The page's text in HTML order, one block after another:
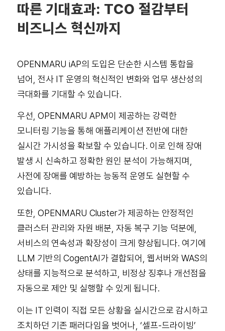
따른 기대효과: TCO 절감부터
비즈니스 혁신까지
OPENMARU iAP의 도입은 단순한 시스템 통합을
넘어, 전사 IT 운영의 혁신적인 변화와 업무 생산성의
극대화를 기대할 수 있습니다.
우선, OPENMARU APM이 제공하는 강력한
모니터링 기능을 통해 애플리케이션 전반에 대한
실시간 가시성을 확보할 수 있습니다. 이로 인해 장애
발생 시 신속하고 정확한 원인 분석이 가능해지며,
사전에 장애를 예방하는 능동적 운영도 실현할 수
있습니다.
또한, OPENMARU Cluster가 제공하는 안정적인
클러스터 관리와 자원 배분, 자동 복구 기능 덕분에,
서비스의 연속성과 확장성이 크게 향상됩니다. 여기에
LLM 기반의 CogentAI가 결합되어, 웹서버와 WAS의
상태를 지능적으로 분석하고, 비정상 징후나 개선점을
자동으로 제안 및 실행할 수 있게 됩니다.
이는 IT 인력이 직접 모든 상황을 실시간으로 감시하고
조치하던 기존 패러다임을 벗어나, ‘셀프-드라이빙’